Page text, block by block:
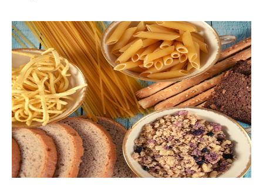
5. Možné náhrady potravin s obsahem lepku
6. Tvorba jídelníčku pro celiaka/alergika na lepek
7. Propočet nutričních hodnot bezlepkového jídelníčku a jejich rozbor
Zobrazit termíny kurzů